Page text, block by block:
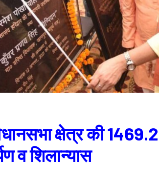
क्षेत्र की
व शिलान्यास